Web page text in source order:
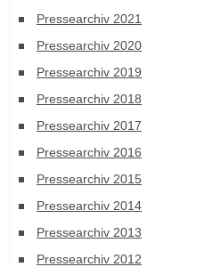
Pressearchiv 2021
Pressearchiv 2020
Pressearchiv 2019
Pressearchiv 2018
Pressearchiv 2017
Pressearchiv 2016
Pressearchiv 2015
Pressearchiv 2014
Pressearchiv 2013
Pressearchiv 2012